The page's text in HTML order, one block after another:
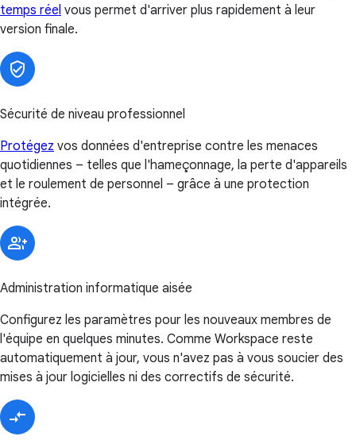
temps réel vous permet d'arriver plus rapidement à leur
version finale.
Sécurité de niveau professionnel
Protégez vos données d'entreprise contre les menaces
quotidiennes – telles que l'hameçonnage, la perte d'appareils
et le roulement de personnel – grâce à une protection
intégrée.
Administration informatique aisée
Configurez les paramètres pour les nouveaux membres de
l'équipe en quelques minutes. Comme Workspace reste
automatiquement à jour, vous n'avez pas à vous soucier des
mises à jour logicielles ni des correctifs de sécurité.